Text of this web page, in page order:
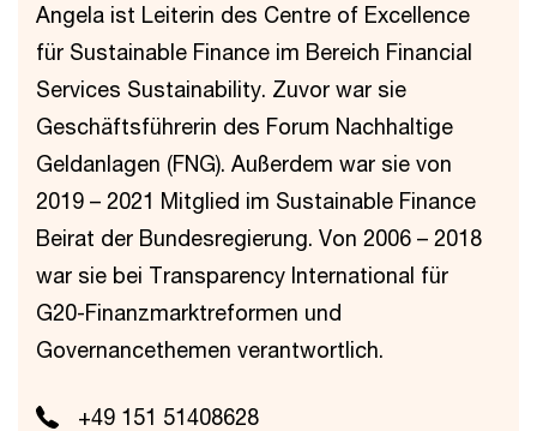
Angela ist Leiterin des Centre of Excellence
für Sustainable Finance im Bereich Financial
Services Sustainability. Zuvor war sie
Geschäftsführerin des Forum Nachhaltige
Geldanlagen (FNG). Außerdem war sie von
2019 – 2021 Mitglied im Sustainable Finance
Beirat der Bundesregierung. Von 2006 – 2018
war sie bei Transparency International für
G20-Finanzmarktreformen und
Governancethemen verantwortlich.
+49 151 51408628